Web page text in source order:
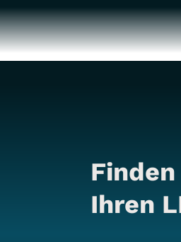
Finden
Ihren